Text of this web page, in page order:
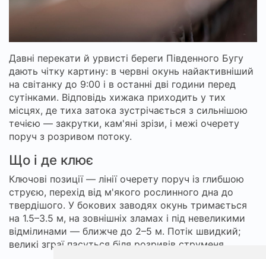
Давні перекати й урвисті береги Південного Бугу
дають чітку картину: в червні окунь найактивніший
на світанку до 9:00 і в останні дві години перед
сутінками. Відповідь хижака приходить у тих
місцях, де тиха затока зустрічається з сильнішою
течією — закрутки, кам'яні зрізи, і межі очерету
поруч з розривом потоку.
Що і де клює
Ключові позиції — лінії очерету поруч із глибшою
струєю, перехід від м'якого рослинного дна до
твердішого. У бокових заводях окунь тримається
на 1.5–3.5 м, на зовнішніх зламах і під невеликими
відмілинами — ближче до 2–5 м. Потік швидкий;
великі зграї пасуться біля розривів струменя.